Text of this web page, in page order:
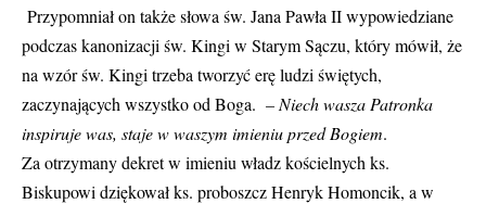
Przypomniał on także słowa św. Jana Pawła II wypowiedziane
podczas kanonizacji św. Kingi w Starym Sączu, który mówił, że
na wzór św. Kingi trzeba tworzyć erę ludzi świętych,
zaczynających wszystko od Boga. – Niech wasza Patronka
inspiruje was, staje w waszym imieniu przed Bogiem.
Za otrzymany dekret w imieniu władz kościelnych ks.
Biskupowi dziękował ks. proboszcz Henryk Homoncik, a w